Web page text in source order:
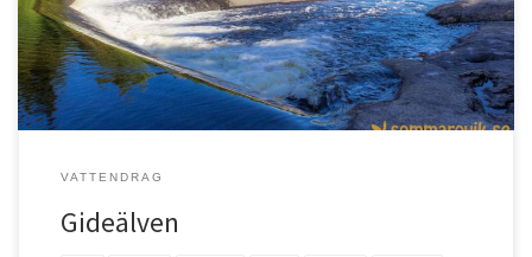
VATTENDRAG
Gideälven